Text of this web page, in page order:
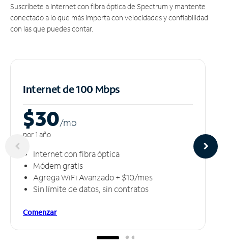
Suscríbete a Internet con fibra óptica de Spectrum y mantente
conectado a lo que más importa con velocidades y confiabilidad
con las que puedes contar.
Internet de 100 Mbps
$30/mo
por 1 año
Internet con fibra óptica
Módem gratis
Agrega WiFi Avanzado + $10/mes
Sin límite de datos, sin contratos
Comenzar